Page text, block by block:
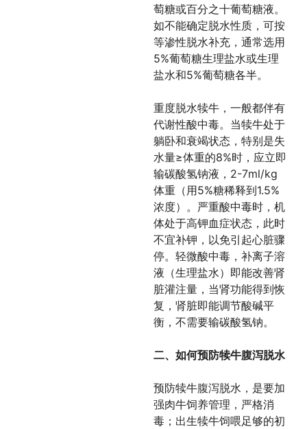
萄糖或百分之十葡萄糖液。
如不能确定脱水性质，可按
等渗性脱水补充，通常选用
5%葡萄糖生理盐水或生理
盐水和5%葡萄糖各半。
重度脱水犊牛，一般都伴有
代谢性酸中毒。当犊牛处于
躺卧和衰竭状态，特别是失
水量≥体重的8%时，应立即
输碳酸氢钠液，2-7ml/kg
体重（用5%糖稀释到1.5%
浓度）。严重酸中毒时，机
体处于高钾血症状态，此时
不宜补钾，以免引起心脏骤
停。轻微酸中毒，补离子溶
液（生理盐水）即能改善肾
脏灌注量，当肾功能得到恢
复，肾脏即能调节酸碱平
衡，不需要输碳酸氢钠。
二、如何预防犊牛腹泻脱水
预防犊牛腹泻脱水，是要加
强肉牛饲养管理，严格消
毒；出生犊牛饲喂足够的初